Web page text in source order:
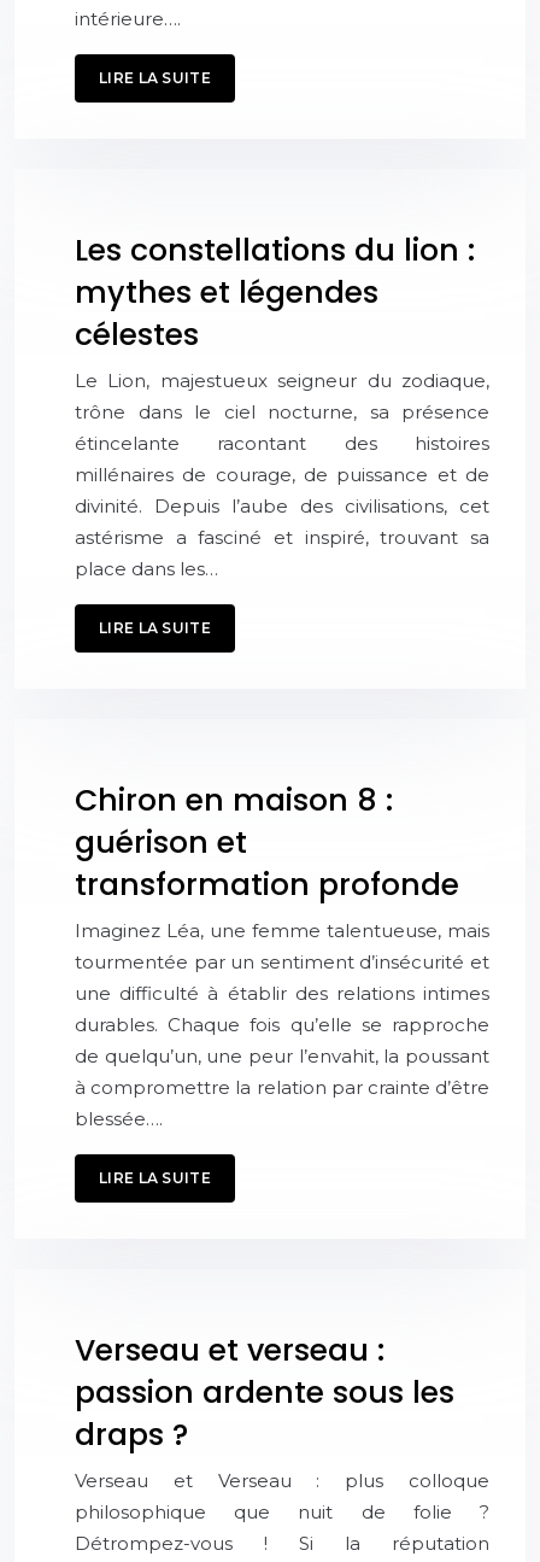
intérieure….
LIRE LA SUITE
Les constellations du lion :
mythes et légendes
célestes
Le Lion, majestueux seigneur du zodiaque,
trône dans le ciel nocturne, sa présence
étincelante racontant des histoires
millénaires de courage, de puissance et de
divinité. Depuis l’aube des civilisations, cet
astérisme a fasciné et inspiré, trouvant sa
place dans les…
LIRE LA SUITE
Chiron en maison 8 :
guérison et
transformation profonde
Imaginez Léa, une femme talentueuse, mais
tourmentée par un sentiment d’insécurité et
une difficulté à établir des relations intimes
durables. Chaque fois qu’elle se rapproche
de quelqu’un, une peur l’envahit, la poussant
à compromettre la relation par crainte d’être
blessée….
LIRE LA SUITE
Verseau et verseau :
passion ardente sous les
draps ?
Verseau et Verseau : plus colloque
philosophique que nuit de folie ?
Détrompez-vous ! Si la réputation